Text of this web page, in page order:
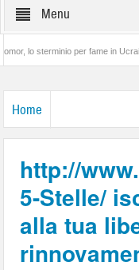
Menu
sterminio per fame in Ucraina
Home
http://
5-Stelle/
alla tua